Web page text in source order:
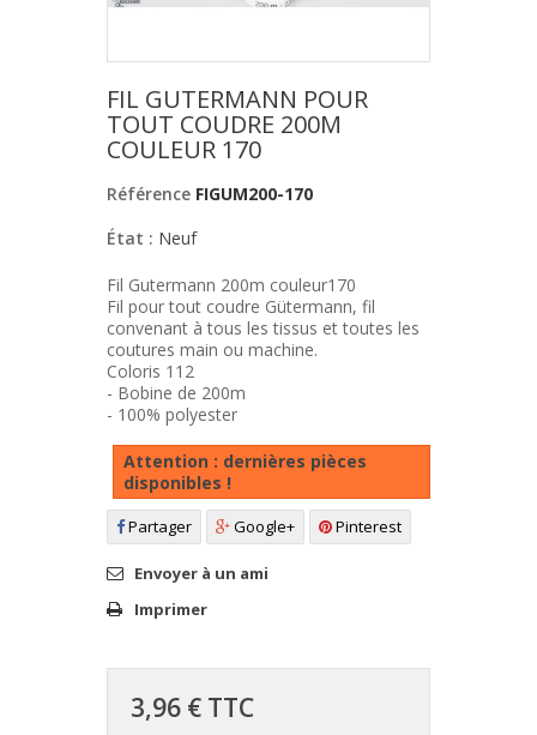
FIL GUTERMANN POUR
TOUT COUDRE 200M
COULEUR 170
Référence FIGUM200-170
État : Neuf
Fil Gutermann 200m couleur170
Fil pour tout coudre Gütermann, fil
convenant à tous les tissus et toutes les
coutures main ou machine.
Coloris 112
- Bobine de 200m
- 100% polyester
Attention : dernières pièces
disponibles !
Partager Google+ Pinterest
Envoyer à un ami
Imprimer
3,96 € TTC